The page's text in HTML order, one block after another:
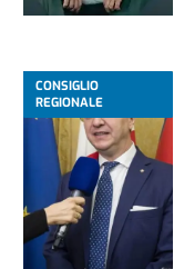
CONSIGLIO
REGIONALE